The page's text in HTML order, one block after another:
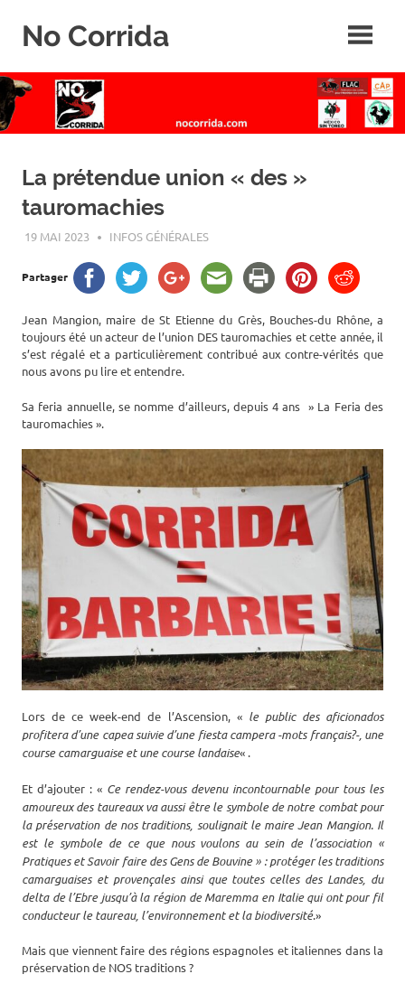
No Corrida
de
la
corrida
La prétendue union « des »
tauromachies
19 MAI 2023 ROGER LAHANA
INFOS GÉNÉRALES
Partager
Jean Mangion, maire de St Etienne du Grès, Bouches-du Rhône, a
toujours été un acteur de l’union DES tauromachies et cette année, il
s’est régalé et a particulièrement contribué aux contre-vérités que
nous avons pu lire et entendre.
Sa feria annuelle, se nomme d’ailleurs, depuis 4 ans » La Feria des
tauromachies ».
Lors de ce week-end de l’Ascension, « le public des aficionados
profitera d’une capea suivie d’une fiesta campera -mots français?-, une
course camarguaise et une course landaise« .
Et d’ajouter : « Ce rendez-vous devenu incontournable pour tous les
amoureux des taureaux va aussi être le symbole de notre combat pour
la préservation de nos traditions, soulignait le maire Jean Mangion. Il
est le symbole de ce que nous voulons au sein de l’association «
Pratiques et Savoir faire des Gens de Bouvine » : protéger les traditions
camarguaises et provençales ainsi que toutes celles des Landes, du
delta de l’Ebre jusqu’à la région de Maremma en Italie qui ont pour fil
conducteur le taureau, l’environnement et la biodiversité.»
Mais que viennent faire des régions espagnoles et italiennes dans la
préservation de NOS traditions ?